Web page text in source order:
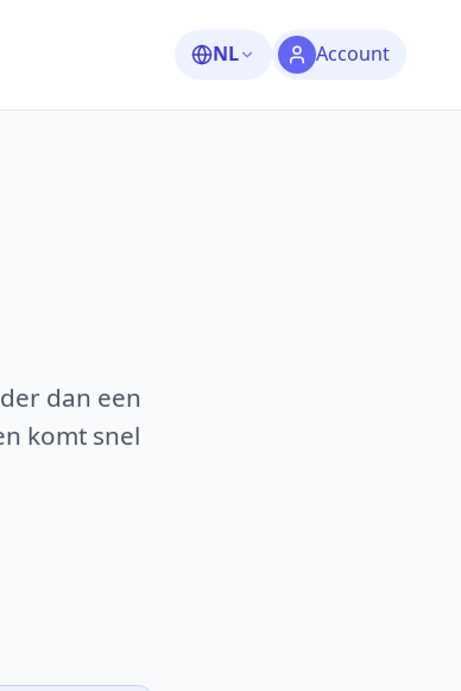
NL Account
dan een
komt snel